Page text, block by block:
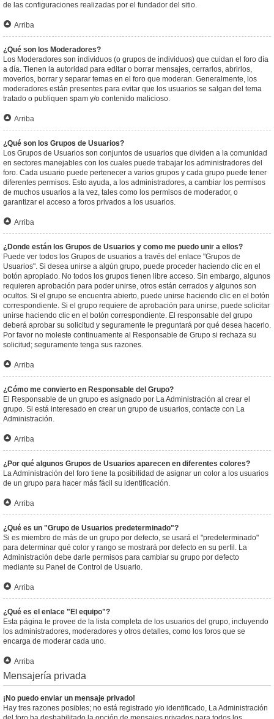
de las configuraciones realizadas por el fundador del sitio.
Arriba
¿Qué son los Moderadores?
Los Moderadores son individuos (o grupos de individuos) que cuidan el foro día
a día. Tienen la autoridad para editar o borrar mensajes, cerrarlos, abrirlos,
moverlos, borrar y separar temas en el foro que moderan. Generalmente, los
moderadores están presentes para evitar que los usuarios se salgan del tema
tratado o publiquen spam y/o contenido malicioso.
Arriba
¿Qué son los Grupos de Usuarios?
Los Grupos de Usuarios son conjuntos de usuarios que dividen a la comunidad
en sectores manejables con los cuales puede trabajar los administradores del
foro. Cada usuario puede pertenecer a varios grupos y cada grupo puede tener
diferentes permisos. Esto ayuda, a los administradores, a cambiar los permisos
de muchos usuarios a la vez, tales como los permisos de moderador, o
garantizar el acceso a foros privados a los usuarios.
Arriba
¿Donde están los Grupos de Usuarios y como me puedo unir a ellos?
Puede ver todos los Grupos de usuarios a través del enlace "Grupos de
Usuarios". Si desea unirse a algún grupo, puede proceder haciendo clic en el
botón apropiado. No todos los grupos tienen libre acceso. Sin embargo, algunos
requieren aprobación para poder unirse, otros están cerrados y algunos son
ocultos. Si el grupo se encuentra abierto, puede unirse haciendo clic en el botón
correspondiente. Si el grupo requiere de aprobación para unirse, puede solicitar
unirse haciendo clic en el botón correspondiente. El responsable del grupo
deberá aprobar su solicitud y seguramente le preguntará por qué desea hacerlo.
Por favor no moleste continuamente al Responsable de Grupo si rechaza su
solicitud; seguramente tenga sus razones.
Arriba
¿Cómo me convierto en Responsable del Grupo?
El Responsable de un grupo es asignado por La Administración al crear el
grupo. Si está interesado en crear un grupo de usuarios, contacte con La
Administración.
Arriba
¿Por qué algunos Grupos de Usuarios aparecen en diferentes colores?
La Administración del foro tiene la posibilidad de asignar un color a los usuarios
de un grupo para hacer más fácil su identificación.
Arriba
¿Qué es un "Grupo de Usuarios predeterminado"?
Si es miembro de más de un grupo por defecto, se usará el "predeterminado"
para determinar qué color y rango se mostrará por defecto en su perfil. La
Administración debe darle permisos para cambiar su grupo por defecto
mediante su Panel de Control de Usuario.
Arriba
¿Qué es el enlace "El equipo"?
Esta página le provee de la lista completa de los usuarios del grupo, incluyendo
los administradores, moderadores y otros detalles, como los foros que se
encarga de moderar cada uno.
Arriba
Mensajería privada
¡No puedo enviar un mensaje privado!
Hay tres razones posibles; no está registrado y/o identificado, La Administración